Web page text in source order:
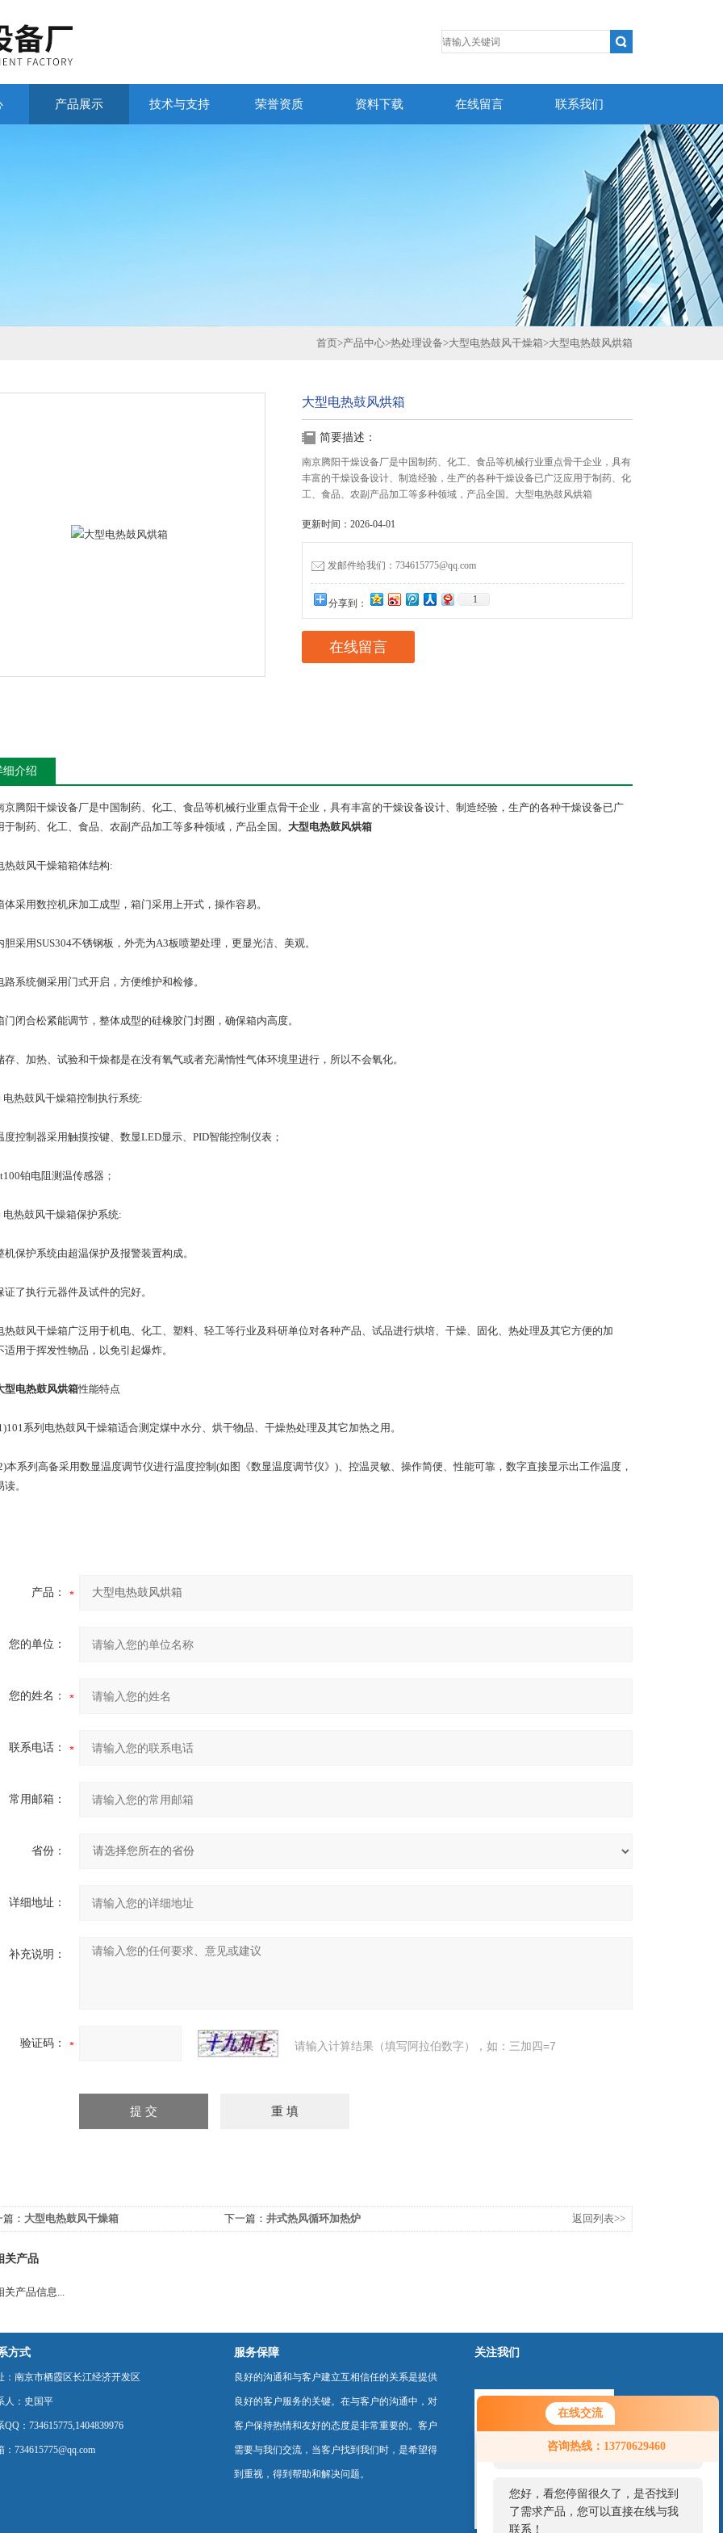
在线交流
咨询热线：13770629460
您好！欢迎前来咨询，很高兴为您
服务，请问您要咨询什么问题呢？
您好，看您停留很久了，是否找到
了需求产品，您可以直接在线与我
联系！
产品展示 技术与支持 荣誉资质 资料下载 在线留言 联系我们
首页>产品中心>热处理设备>大型电热鼓风干燥箱>大型电热鼓风烘箱
大型电热鼓风烘箱
简要描述：
南京腾阳干燥设备厂是中国制药、化工、食品等机械行业重点骨干企业，具有
丰富的干燥设备设计、制造经验，生产的各种干燥设备已广泛应用于制药、化
工、食品、农副产品加工等多种领域，产品全国。大型电热鼓风烘箱
更新时间：2026-04-01
发邮件给我们：734615775@qq.com
分享到： 1
在线留言
细介绍
阳干燥设备厂是中国制药、化工、食品等机械行业重点骨干企业，具有丰富的干燥设备设计、制造经验，生产的各种干燥设备已广
于制药、化工、食品、农副产品加工等多种领域，产品全国。 大型电热鼓风烘箱
鼓风干燥箱箱体结构:
用数控机床加工成型，箱门采用上开式，操作容易。
用SUS304不锈钢板，外壳为A3板喷塑处理，更显光洁、美观。
统侧采用门式开启，方便维护和检修。
合松紧能调节，整体成型的硅橡胶门封圈，确保箱内高度。
加热、试验和干燥都是在没有氧气或者充满惰性气体环境里进行，所以不会氧化。
鼓风干燥箱控制执行系统:
制器采用触摸按键、数显LED显示、PID智能控制仪表；
铂电阻测温传感器；
鼓风干燥箱保护系统:
护系统由超温保护及报警装置构成。
执行元器件及试件的完好。
风干燥箱广泛用于机电、化工、塑料、轻工等行业及科研单位对各种产品、试品进行烘培、干燥、固化、热处理及其它方便的加
适用于挥发性物品，以免引起爆炸。
型电热鼓风烘箱性能特点
系列电热鼓风干燥箱适合测定煤中水分、烘干物品、干燥热处理及其它加热之用。
系列高备采用数显温度调节仪进行温度控制(如图《数显温度调节仪》)、控温灵敏、操作简便、性能可靠，数字直接显示出工作温度，
。
产品：
您的单位：
您的姓名：
联系电话：
常用邮箱：
省份：
详细地址：
补充说明：
验证码： 请输入计算结果（填写阿拉伯数字），如：三加四=7
： 大型电热鼓风干燥箱 下一篇： 井式热风循环加热炉 返回列表>>
关产品
关产品信息...
方式
：南京市栖霞区长江经济开发区
人：史国平
QQ：734615775,1404839976
：734615775@qq.com
服务保障
良好的沟通和与客户建立互相信任的关系是提供
良好的客户服务的关键。在与客户的沟通中，对
客户保持热情和友好的态度是非常重要的。客户
需要与我们交流，当客户找到我们时，是希望得
到重视，得到帮助和解决问题。
关注我们